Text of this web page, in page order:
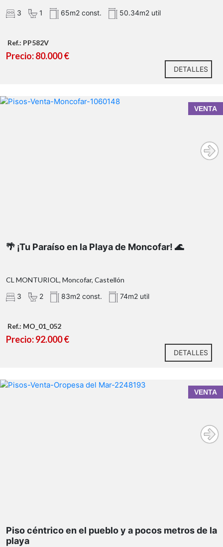
3
1 65m2 const. 50.34m2 util
Ref.: PP582V
Precio: 80.000 €
DETALLES
VENTA
🌴 ¡Tu Paraíso en la Playa de Moncofar! 🌊
CL MONTURIOL, Moncofar, Castellón
3
2 83m2 const. 74m2 util
Ref.: MO_01_052
Precio: 92.000 €
DETALLES
VENTA
Piso céntrico en el pueblo y a pocos metros de la
playa